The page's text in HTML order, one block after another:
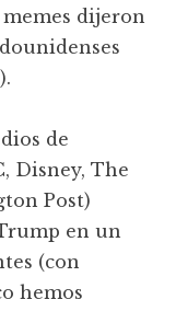
memes dijeron
de
Disney, The
Post)
en un
(con
hemos